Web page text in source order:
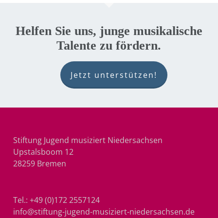
Helfen Sie uns, junge musikalische
Talente zu fördern.
Jetzt unterstützen!
Stiftung Jugend musiziert Niedersachsen
Upstalsboom 12
28259 Bremen
Tel.: +49 (0)172 2557124
info@stiftung-jugend-musiziert-niedersachsen.de